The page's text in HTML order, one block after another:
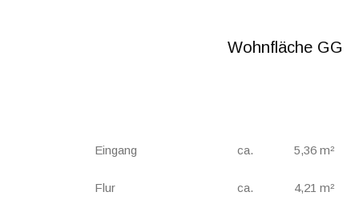
Wohnfläche GG
Eingang ca. 5,36 m²
Flur ca. 4,21 m²